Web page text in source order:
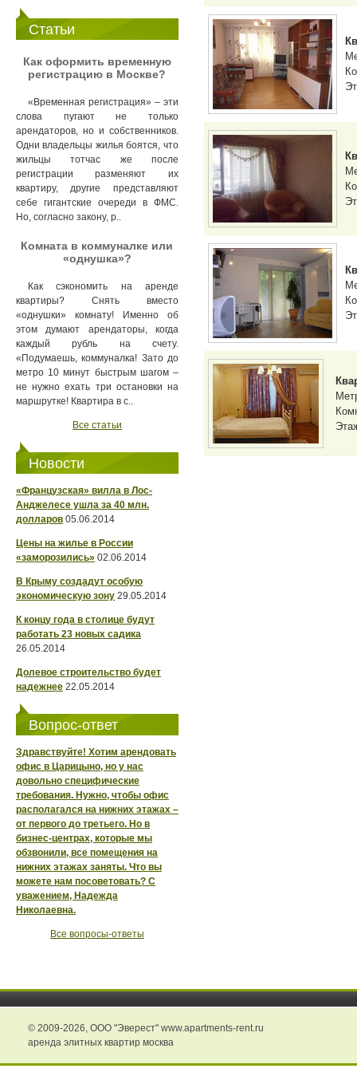
Статьи
Как оформить временную
регистрацию в Москве?
«Временная регистрация» – эти
слова пугают не только
арендаторов, но и собственников.
Одни владельцы жилья боятся, что
жильцы тотчас же после
регистрации разменяют их
квартиру, другие представляют
себе гигантские очереди в ФМС.
Но, согласно закону, р..
Комната в коммуналке или
«однушка»?
Как сэкономить на аренде
квартиры? Снять вместо
«однушки» комнату! Именно об
этом думают арендаторы, когда
каждый рубль на счету.
«Подумаешь, коммуналка! Зато до
метро 10 минут быстрым шагом –
не нужно ехать три остановки на
маршрутке! Квартира в с..
Все статьи
Новости
«Французская» вилла в Лос-
Анджелесе ушла за 40 млн.
долларов 05.06.2014
Цены на жилье в России
«заморозились» 02.06.2014
В Крыму создадут особую
экономическую зону 29.05.2014
К концу года в столице будут
работать 23 новых садика
26.05.2014
Долевое строительство будет
надежнее 22.05.2014
Вопрос-ответ
Здравствуйте! Хотим арендовать
офис в Царицыно, но у нас
довольно специфические
требования. Нужно, чтобы офис
располагался на нижних этажах –
от первого до третьего. Но в
бизнес-центрах, которые мы
обзвонили, все помещения на
нижних этажах заняты. Что вы
можете нам посоветовать? С
уважением, Надежда
Николаевна.
Все вопросы-ответы
© 2009-2026, ООО "Эверест" www.apartments-rent.ru
аренда элитных квартир москва